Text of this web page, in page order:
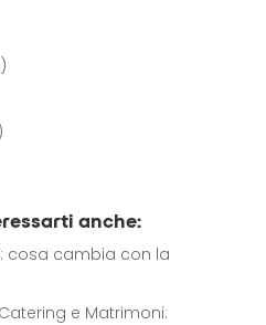
anche:
cosa cambia con la
e Matrimoni: